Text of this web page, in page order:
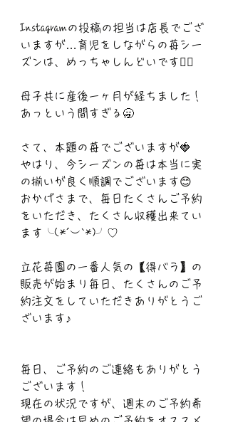
Instagramの投稿の担当は店長でござ
いますが…育児をしながらの苺シー
ズンは、めっちゃしんどいです😵‍💫
母子共に産後一ヶ月が経ちました！
あっという間すぎる🥱
さて、本題の苺でございますが🍓
やはり、今シーズンの苺は本当に実
の揃いが良く順調でございます😊
おかげさまで、毎日たくさんご予約
をいただき、たくさん収穫出来てい
ます╰(*´︶`*)╯♡
立花苺園の一番人気の【得バラ】の
販売が始まり毎日、たくさんのご予
約注文をしていただきありがとうご
ざいます♪
毎日、ご予約のご連絡もありがとう
ございます！
現在の状況ですが、週末のご予約希